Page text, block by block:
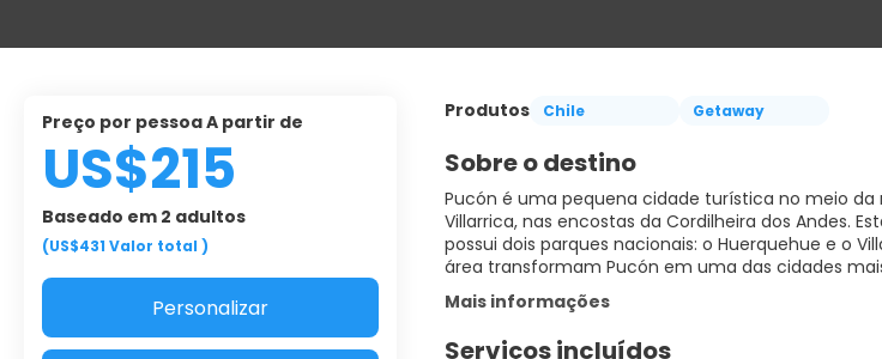
Produtos Chile Getaway
Sobre o destino
Pucón é uma pequena cidade turística no meio da
Villarrica, nas encostas da Cordilheira dos Andes.
possui dois parques nacionais: o Huerquehue e o
área transformam Pucón em uma das cidades
Mais informações
Serviços incluídos
Preço por pessoa A partir de
US$215
Baseado em 2 adultos
(US$431 Valor total )
Personalizar